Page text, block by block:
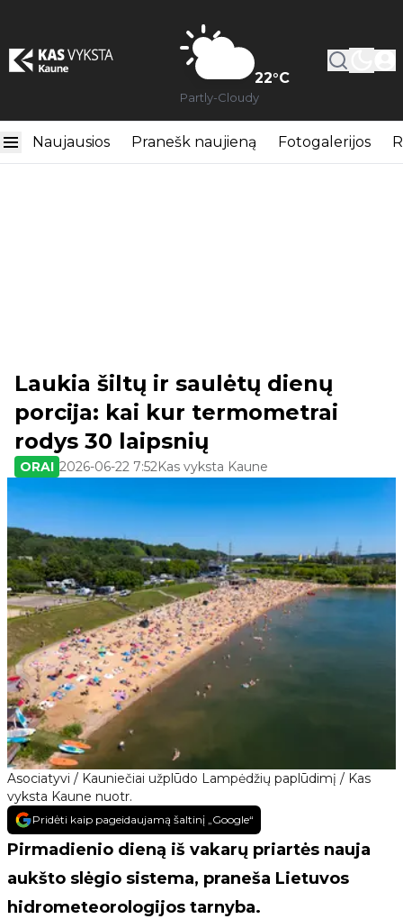
22°C
Partly-Cloudy
Naujausios Pranešk naujieną Fotogalerijos
Asociatyvi / Kauniečiai užplūdo Lampėdžių paplūdimį / Kas
vyksta Kaune nuotr.
Laukia šiltų ir saulėtų dienų
porcija: kai kur termometrai
rodys 30 laipsnių
ORAI 2026-06-22 7:52Kas vyksta Kaune
Pridėti kaip pageidaujamą šaltinį „Google“
Pirmadienio dieną iš vakarų priartės nauja
aukšto slėgio sistema, praneša Lietuvos
hidrometeorologijos tarnyba.